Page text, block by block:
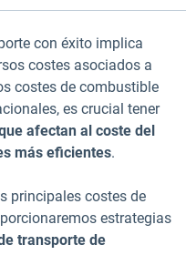
con éxito implica
costes asociados a
costes de combustible
es crucial tener
afectan al coste del
más eficientes.
principales costes de
estrategias
transporte de